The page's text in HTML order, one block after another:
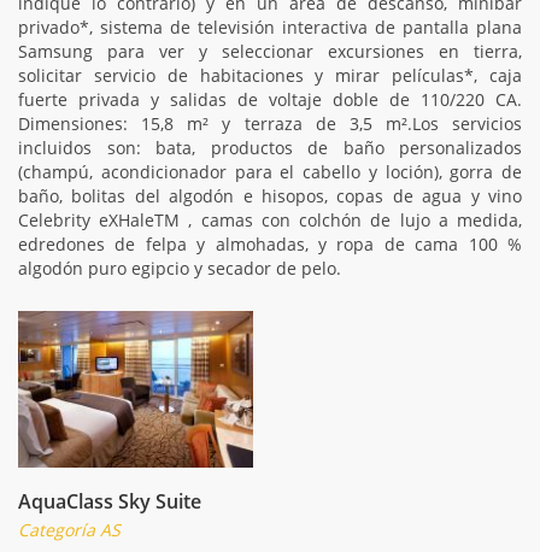
privado*, sistema de televisión interactiva de pantalla plana
Samsung para ver y seleccionar excursiones en tierra,
solicitar servicio de habitaciones y mirar películas*, caja
fuerte privada y salidas de voltaje doble de 110/220 CA.
Dimensiones: 15,8 m² y terraza de 3,5 m².Los servicios
incluidos son: bata, productos de baño personalizados
(champú, acondicionador para el cabello y loción), gorra de
baño, bolitas del algodón e hisopos, copas de agua y vino
Celebrity eXHaleTM , camas con colchón de lujo a medida,
edredones de felpa y almohadas, y ropa de cama 100 %
algodón puro egipcio y secador de pelo.
AquaClass Sky Suite
Categoría AS